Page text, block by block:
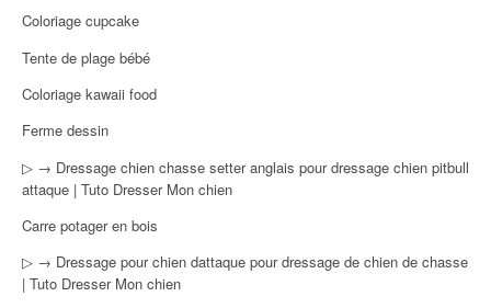
Coloriage cupcake
Tente de plage bébé
Coloriage kawaii food
Ferme dessin
▷ → Dressage chien chasse setter anglais pour dressage chien pitbull
attaque | Tuto Dresser Mon chien
Carre potager en bois
▷ → Dressage pour chien dattaque pour dressage de chien de chasse
| Tuto Dresser Mon chien